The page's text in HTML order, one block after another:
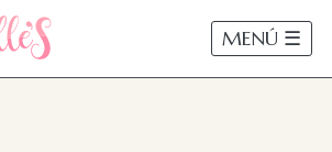
MENÚ ☰